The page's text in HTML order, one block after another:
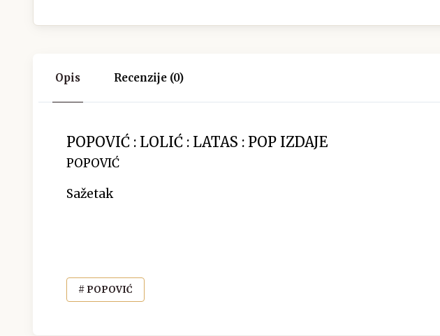
Opis Recenzije (0)
POPOVIĆ : LOLIĆ : LATAS : POP IZDAJE
POPOVIĆ
Sažetak
# POPOVIĆ